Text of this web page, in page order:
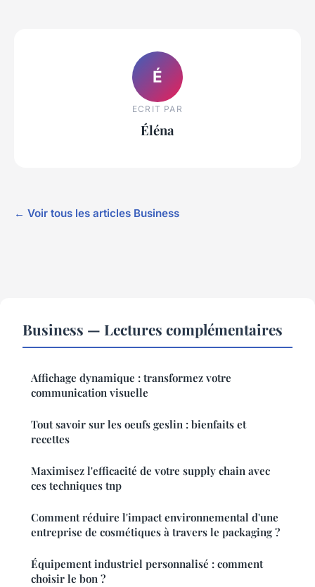
É
ECRIT PAR
Éléna
← Voir tous les articles Business
Business — Lectures complémentaires
Affichage dynamique : transformez votre
communication visuelle
Tout savoir sur les oeufs geslin : bienfaits et
recettes
Maximisez l'efficacité de votre supply chain avec
ces techniques tnp
Comment réduire l'impact environnemental d'une
entreprise de cosmétiques à travers le packaging ?
Équipement industriel personnalisé : comment
choisir le bon ?